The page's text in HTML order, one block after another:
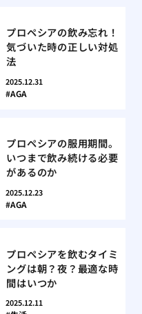
プロペシアの飲み忘れ！
気づいた時の正しい対処
法
2025.12.31
AGA
プロペシアの服用期間。
いつまで飲み続ける必要
があるのか
2025.12.23
AGA
プロペシアを飲むタイミ
ングは朝？夜？最適な時
間はいつか
2025.12.11